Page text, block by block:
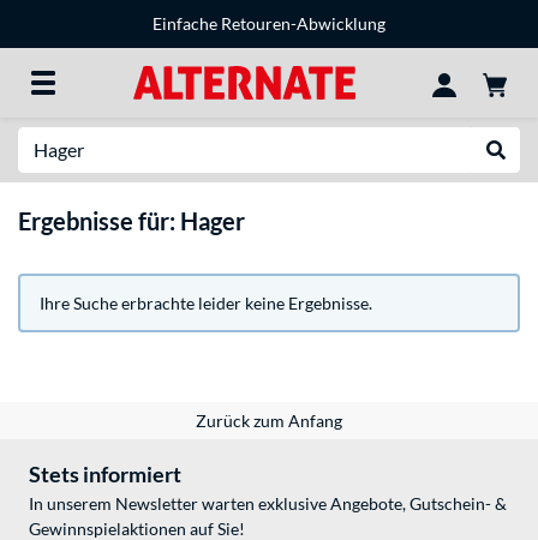
Einfache Retouren-Abwicklung
Ergebnisse für: Hager
Ihre Suche erbrachte leider keine Ergebnisse.
Zurück zum Anfang
Stets informiert
In unserem Newsletter warten exklusive Angebote, Gutschein- &
Gewinnspielaktionen auf Sie!